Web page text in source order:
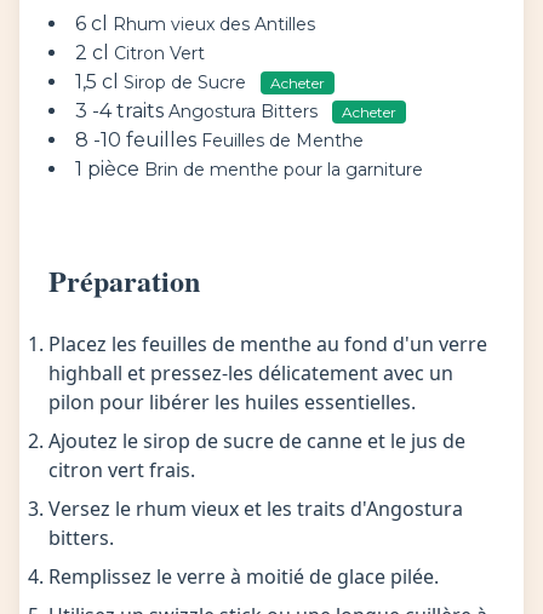
6 cl Rhum vieux des Antilles
2 cl Citron Vert
1,5 cl Sirop de Sucre Acheter
3 -4 traits Angostura Bitters Acheter
8 -10 feuilles Feuilles de Menthe
1 pièce Brin de menthe pour la garniture
Préparation
Placez les feuilles de menthe au fond d'un verre
highball et pressez-les délicatement avec un
pilon pour libérer les huiles essentielles.
Ajoutez le sirop de sucre de canne et le jus de
citron vert frais.
Versez le rhum vieux et les traits d'Angostura
bitters.
Remplissez le verre à moitié de glace pilée.